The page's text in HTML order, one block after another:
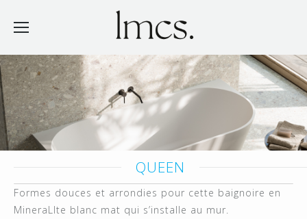
QUEEN
Formes douces et arrondies pour cette baignoire en
MineraLIte blanc mat qui s’installe au mur.